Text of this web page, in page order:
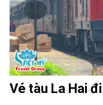
Vé tàu La Hai